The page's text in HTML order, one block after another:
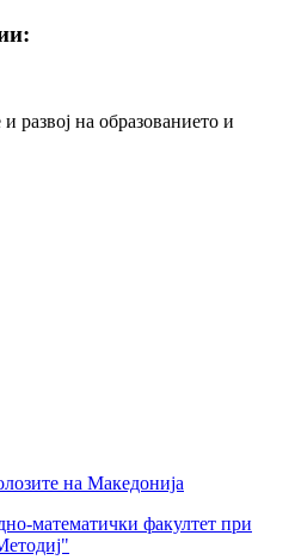
развој на образованието и
на Македонија
математички факултет при